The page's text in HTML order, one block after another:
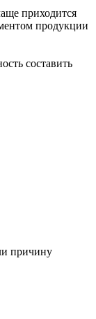
приходится
продукции
составить
причину